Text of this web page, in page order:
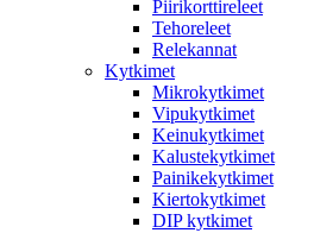
Piirikorttireleet
Tehoreleet
Relekannat
Kytkimet
Mikrokytkimet
Vipukytkimet
Keinukytkimet
Kalustekytkimet
Painikekytkimet
Kiertokytkimet
DIP kytkimet